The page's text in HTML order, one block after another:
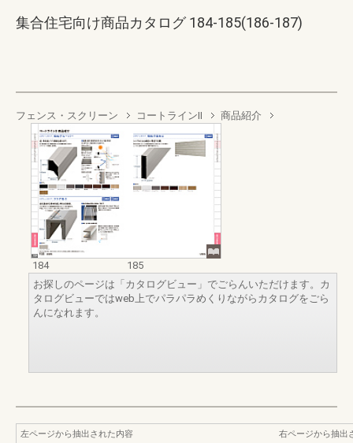
集合住宅向け商品カタログ 184-185(186-187)
フェンス・スクリーン コートラインII 商品紹介
184
185
お探しのページは「カタログビュー」でごらんいただけます。カ
タログビューではweb上でパラパラめくりながらカタログをごら
んになれます。
左ページから抽出された内容
右ページから抽出